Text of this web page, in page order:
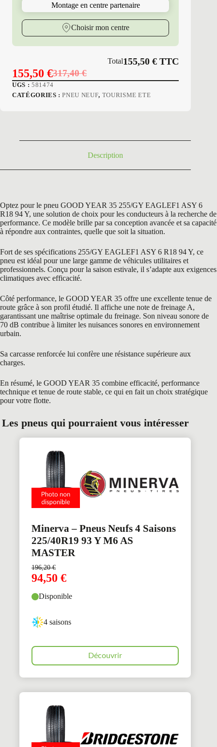
EAGLEF1
Montage en centre partenaire
Choisir mon centre
Total155,50€ TTC
317,40€
Le
prix
155,50 €
Le
prix
UGS : 581474
CATÉGORIES :PNEU NEUF, TOURISME ETE
Description
Optez pour le pneu GOOD YEAR 35 255/GY EAGLEF1 ASY 6
R18 94 Y, une solution de choix pour les conducteurs à la recherche de
performance. Ce modèle brille par sa conception avancée et sa capacité
à répondre aux contraintes, quelle que soit la situation.
Fort de ses spécifications 255/GY EAGLEF1 ASY 6 R18 94 Y, ce
pneu est idéal pour une large gamme de véhicules utilitaires et
professionnels. Conçu pour la saison estivale, il s’adapte aux exigences
climatiques avec efficacité.
Côté performance, le GOOD YEAR 35 offre une excellente tenue de
route grâce à son profil étudié. Il affiche une note de freinage A,
garantissant une maîtrise optimale du freinage. Son niveau sonore de
70 dB contribue à limiter les nuisances sonores en environnement
urbain.
Sa carcasse renforcée lui confère une résistance supérieure aux
charges.
En résumé, le GOOD YEAR 35 combine efficacité, performance
technique et tenue de route stable, ce qui en fait un choix stratégique
pour votre flotte.
Les pneus qui pourraient vous intéresser
Minerva – Pneus Neufs 4 Saisons
225/40R19 93 Y M6 AS
MASTER
196,20€
94,50 €
Disponible
4 saisons
Découvrir